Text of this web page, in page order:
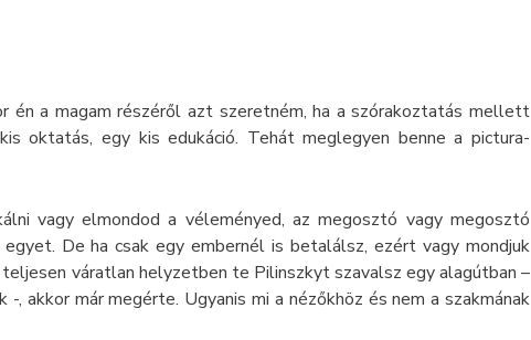
én a magam részéről azt szeretném, ha a szórakoztatás mellett
oktatás, egy kis edukáció. Tehát meglegyen benne a pictura-
vagy elmondod a véleményed, az megosztó vagy megosztó
De ha csak egy embernél is betalálsz, ezért vagy mondjuk
váratlan helyzetben te Pilinszkyt szavalsz egy alagútban –
akkor már megérte. Ugyanis mi a nézőkhöz és nem a szakmának